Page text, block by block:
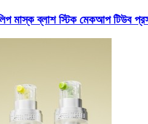
মাস্ক ব্লাশ স্টিক মেকআপ টিউব